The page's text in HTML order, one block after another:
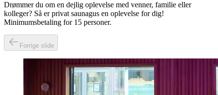
Drømmer du om en dejlig oplevelse med venner, familie eller
kolleger? Så er privat saunagus en oplevelse for dig!
Minimumsbetaling for 15 personer.
Forrige slide